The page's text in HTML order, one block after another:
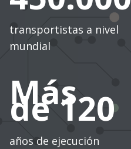
transportistas a nivel
mundial
Más
de 120
años de ejecución